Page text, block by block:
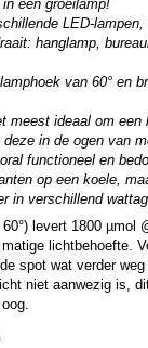
een groeilamp!
LED-
hanglamp,
van 60° en
meest ideaal om een
in de ogen van
functioneel en
op een koele,
in verschillend
levert 1800 µmol
lichtbehoefte.
spot wat verder
niet aanwezig is,